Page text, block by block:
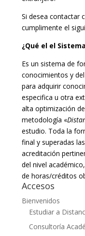
Si desea contactar
cumplimente el
¿Qué el el
Es un sistema de
conocimientos y
para adquirir
especifica u otra
alta optimización
metodología «
estudio. Toda la
final y superadas
acreditación
del nivel
de horas/créditos
Accesos
Bienvenidos
Estudiar a
Consultoría